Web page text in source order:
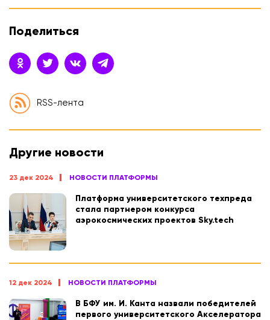
Поделиться
RSS-лента
Другие новости
23 дек 2024 НОВОСТИ ПЛАТФОРМЫ
Платформа университетского техпреда
стала партнером конкурса
аэрокосмических проектов Sky.tech
12 дек 2024 НОВОСТИ ПЛАТФОРМЫ
В БФУ им. И. Канта назвали победителей
первого университетского Акселератора